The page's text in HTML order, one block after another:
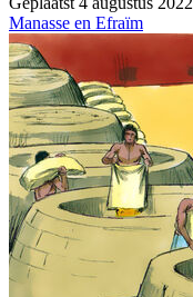
Manasse en Efraïm